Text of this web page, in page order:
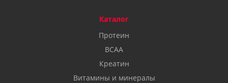
Каталог
Протеин
BCAA
Креатин
Витамины и минералы